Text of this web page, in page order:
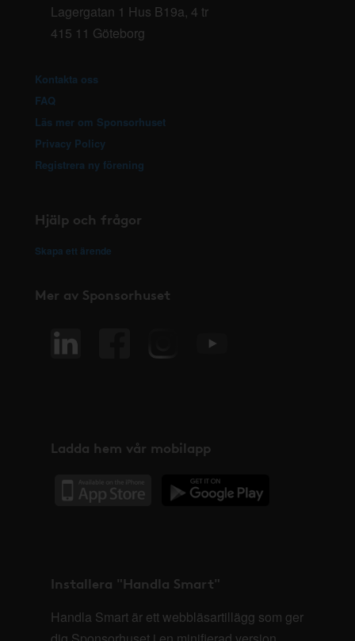
Lagergatan 1 Hus B19a, 4 tr
415 11 Göteborg
Kontakta oss
FAQ
Läs mer om Sponsorhuset
Privacy Policy
Registrera ny förening
Hjälp och frågor
Skapa ett ärende
Mer av Sponsorhuset
Ladda hem vår mobilapp
Installera "Handla Smart"
Handla Smart är ett webbläsartillägg som ger